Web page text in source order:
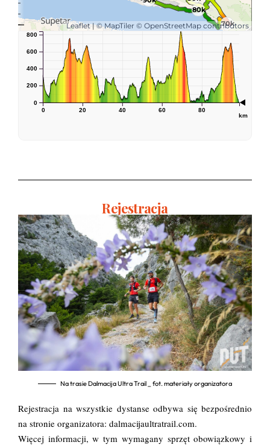
Rejestracja
Na trasie Dalmacija Ultra Trail _ fot. materiały organizatora
Rejestracja na wszystkie dystanse odbywa się bezpośrednio
na stronie organizatora: dalmacijaultratrail.com.
Więcej informacji, w tym wymagany sprzęt obowiązkowy i